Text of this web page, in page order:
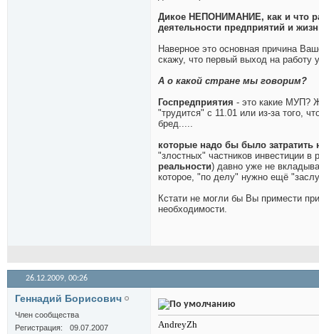
Дикое НЕПОНИМАНИЕ, как и что
деятельности предприятий и
Наверное это основная причина
скажу, что первый выход на работу
А о какой стране мы говорим?
Госпредприятия - это какие
"трудится" с 11.01 или из-за того,
бред.....
которые надо бы было
"злостных" частников инвестиции
реальности) давно уже не
которое, "по делу" нужно ещё
Кстати не могли бы Вы примести
необходимости.
26.12.2009, 00:26
Геннадий Борисович
Член сообщества
Регистрация
09.07.2007
AndreyZh